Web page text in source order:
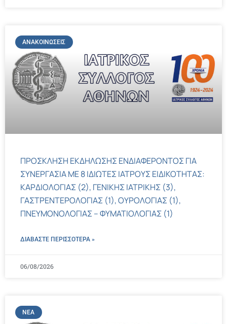
ΑΝΑΚΟΙΝΏΣΕΙΣ
ΠΡΟΣΚΛΗΣΗ ΕΚΔΗΛΩΣΗΣ ΕΝΔΙΑΦΕΡΟΝΤΟΣ ΓΙΑ
ΣΥΝΕΡΓΑΣΙΑ ΜΕ 8 ΙΔΙΩΤΕΣ ΙΑΤΡΟΥΣ ΕΙΔΙΚΟΤΗΤΑΣ:
ΚΑΡΔΙΟΛΟΓΙΑΣ (2), ΓΕΝΙΚΗΣ ΙΑΤΡΙΚΗΣ (3),
ΓΑΣΤΡΕΝΤΕΡΟΛΟΓΙΑΣ (1), ΟΥΡΟΛΟΓΙΑΣ (1),
ΠΝΕΥΜΟΝΟΛΟΓΙΑΣ – ΦΥΜΑΤΙΟΛΟΓΙΑΣ (1)
ΔΙΑΒΑΣΤΕ ΠΕΡΙΣΣΌΤΕΡΑ »
06/08/2026
ΝΈΑ